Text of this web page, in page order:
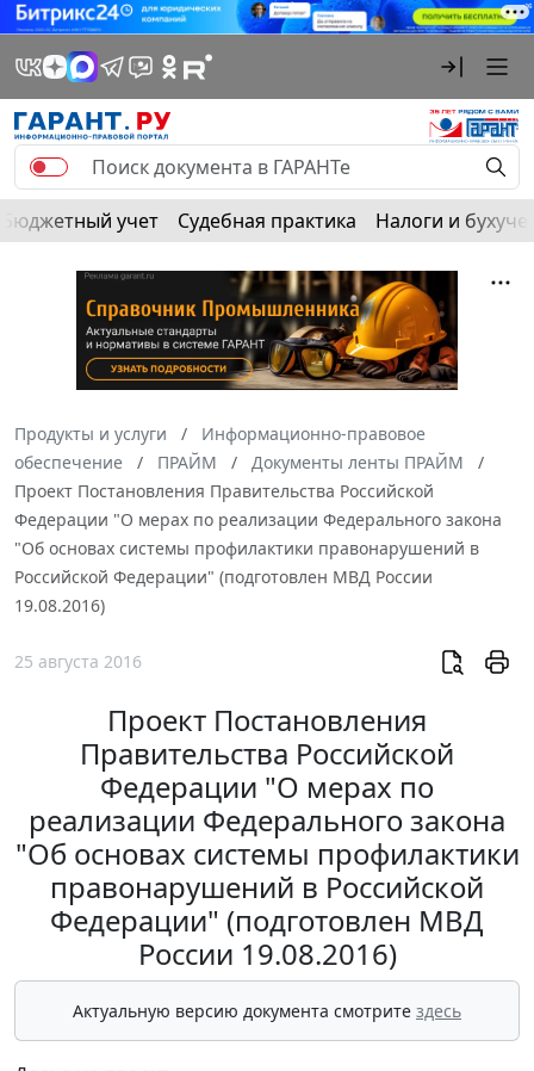
Бюджетный учет Судебная практика Налоги и
Продукты и услуги
Информационно-правовое
обеспечение
ПРАЙМ
Документы ленты ПРАЙМ
Проект Постановления Правительства Российской
Федерации "О мерах по реализации Федерального закона
"Об основах системы профилактики правонарушений в
Российской Федерации" (подготовлен МВД России
19.08.2016)
25 августа 2016
Проект Постановления
Правительства Российской
Федерации "О мерах по
реализации Федерального закона
"Об основах системы профилактики
правонарушений в Российской
Федерации" (подготовлен МВД
России 19.08.2016)
Актуальную версию документа смотрите здесь